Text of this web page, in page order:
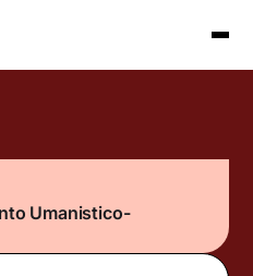
Umanistico-